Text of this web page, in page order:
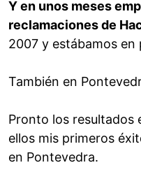
Y en unos meses
reclamaciones de
2007 y estábamos
También en
Pronto los resultados
ellos mis primeros
en Pontevedra.